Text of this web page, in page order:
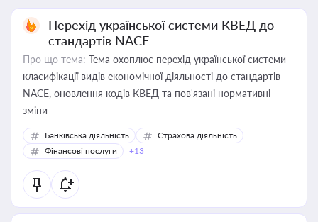
Перехід української системи КВЕД до
стандартів NACE
Про що тема: Тема охоплює перехід української системи
класифікації видів економічної діяльності до стандартів
NACE, оновлення кодів КВЕД та пов'язані нормативні
зміни
Банківська діяльність
Страхова діяльність
Фінансові послуги
+13